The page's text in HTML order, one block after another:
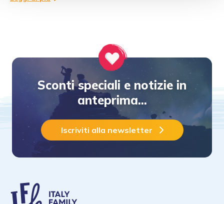
Sconti speciali e notizie in
anteprima...
Iscriviti alla newsletter